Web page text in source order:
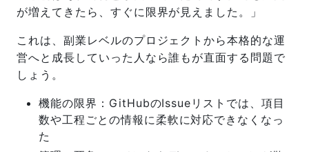
が増えてきたら、すぐに限界が見えました。」
これは、副業レベルのプロジェクトから本格的な運
営へと成長していった人なら誰もが直面する問題で
しょう。
機能の限界：GitHubのIssueリストでは、項目
数や工程ごとの情報に柔軟に対応できなくなっ
た